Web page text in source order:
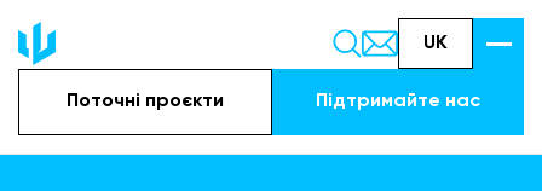
UK
Поточні проєкти Підтримайте наc